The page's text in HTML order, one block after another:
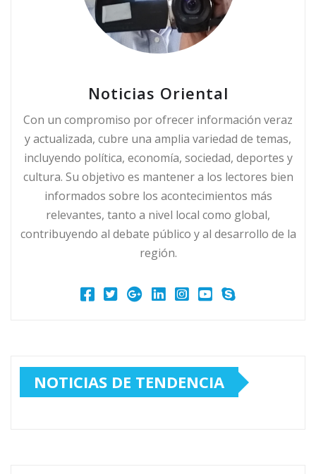
Noticias Oriental
Con un compromiso por ofrecer información veraz
y actualizada, cubre una amplia variedad de temas,
incluyendo política, economía, sociedad, deportes y
cultura. Su objetivo es mantener a los lectores bien
informados sobre los acontecimientos más
relevantes, tanto a nivel local como global,
contribuyendo al debate público y al desarrollo de la
región.
NOTICIAS DE TENDENCIA